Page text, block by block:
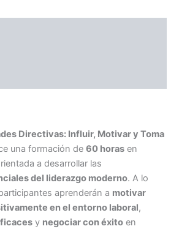
Directivas: Influir, Motivar y Toma
una formación de 60 horas en
a desarrollar las
del liderazgo moderno. A lo
aprenderán a motivar
en el entorno laboral,
y negociar con éxito en